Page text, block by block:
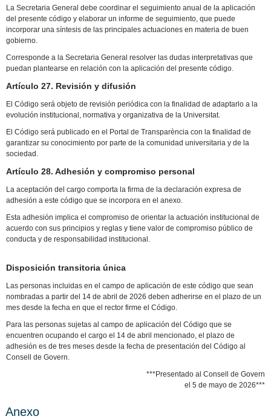
La Secretaria General debe coordinar el seguimiento anual de la aplicación
del presente código y elaborar un informe de seguimiento, que puede
incorporar una síntesis de las principales actuaciones en materia de buen
gobierno.
Corresponde a la Secretaria General resolver las dudas interpretativas que
puedan plantearse en relación con la aplicación del presente código.
Artículo 27. Revisión y difusión
El Código será objeto de revisión periódica con la finalidad de adaptarlo a la
evolución institucional, normativa y organizativa de la Universitat.
El Código será publicado en el Portal de Transparència con la finalidad de
garantizar su conocimiento por parte de la comunidad universitaria y de la
sociedad.
Artículo 28. Adhesión y compromiso personal
La aceptación del cargo comporta la firma de la declaración expresa de
adhesión a este código que se incorpora en el anexo.
Esta adhesión implica el compromiso de orientar la actuación institucional de
acuerdo con sus principios y reglas y tiene valor de compromiso público de
conducta y de responsabilidad institucional.
Disposición transitoria única
Las personas incluidas en el campo de aplicación de este código que sean
nombradas a partir del 14 de abril de 2026 deben adherirse en el plazo de un
mes desde la fecha en que el rector firme el Código.
Para las personas sujetas al campo de aplicación del Código que se
encuentren ocupando el cargo el 14 de abril mencionado, el plazo de
adhesión es de tres meses desde la fecha de presentación del Código al
Consell de Govern.
***Presentado al Consell de Govern
el 5 de mayo de 2026***
Anexo